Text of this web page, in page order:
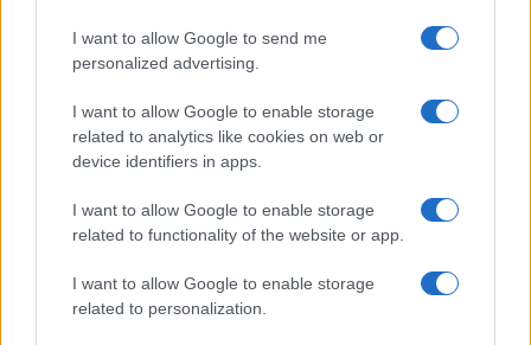
I want to allow Google to send me
personalized advertising.
I want to allow Google to enable storage
related to analytics like cookies on web or
device identifiers in apps.
I want to allow Google to enable storage
related to functionality of the website or app.
I want to allow Google to enable storage
related to personalization.
Continua a leggere
MOTORI